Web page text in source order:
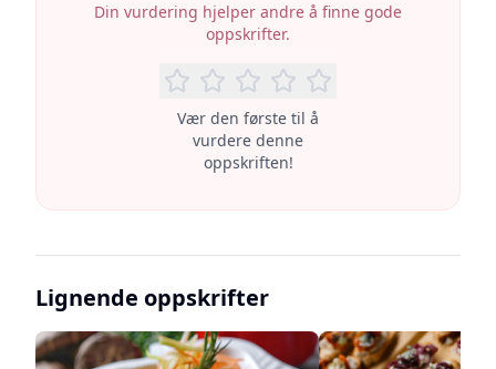
Din vurdering hjelper andre å finne gode
oppskrifter.
Vær den første til å
vurdere denne
oppskriften!
Lignende oppskrifter